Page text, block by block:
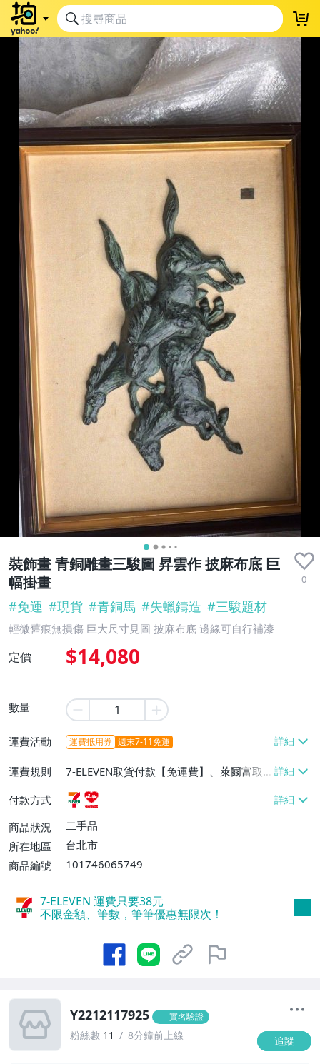
裝飾畫 青銅雕畫三駿圖 昇雲作 披麻布底 巨
幅掛畫
0
#免運 #現貨 #青銅馬 #失蠟鑄造 #三駿題材
輕微舊痕無損傷 巨大尺寸見圖 披麻布底 邊緣可自行補漆
定價 $14,080
數量
運費活動 運費抵用券 週末7-11免運
運費規則
7-ELEVEN取貨付款【免運費】、萊爾富取
貨付款【免運費】
付款方式
商品狀況
二手品
所在地區
台北市
商品編號
101746065749
7-ELEVEN 運費只要38元
不限金額、筆數，筆筆優惠無限次！
Y2212117925 實名驗證
粉絲數 11 8分鐘前上線 追蹤